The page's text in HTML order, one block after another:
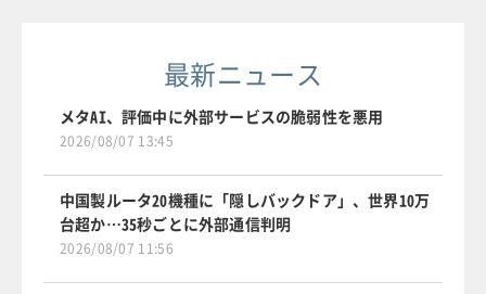
最新ニュース
メタAI、評価中に外部サービスの脆弱性を悪用
2026/08/07 13:45
中国製ルータ20機種に「隠しバックドア」、世界10万
台超か…35秒ごとに外部通信判明
2026/08/07 11:56